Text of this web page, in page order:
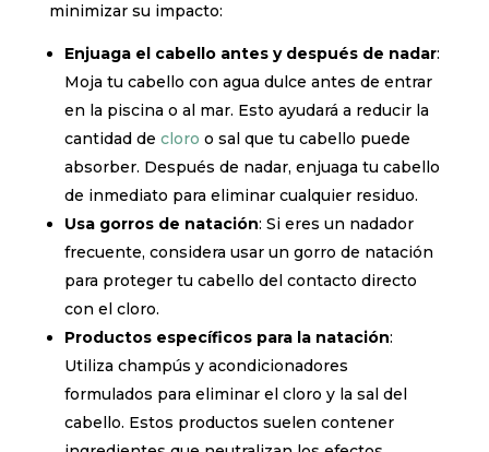
minimizar su impacto:
Enjuaga el cabello antes y después de nadar:
Moja tu cabello con agua dulce antes de entrar
en la piscina o al mar. Esto ayudará a reducir la
cantidad de cloro o sal que tu cabello puede
absorber. Después de nadar, enjuaga tu cabello
de inmediato para eliminar cualquier residuo.
Usa gorros de natación: Si eres un nadador
frecuente, considera usar un gorro de natación
para proteger tu cabello del contacto directo
con el cloro.
Productos específicos para la natación:
Utiliza champús y acondicionadores
formulados para eliminar el cloro y la sal del
cabello. Estos productos suelen contener